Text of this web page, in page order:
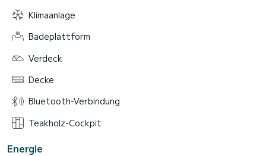
Klimaanlage
Badeplattform
Verdeck
Decke
Bluetooth-Verbindung
Teakholz-Cockpit
Energie